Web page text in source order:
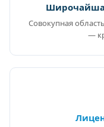
Совокупная
—